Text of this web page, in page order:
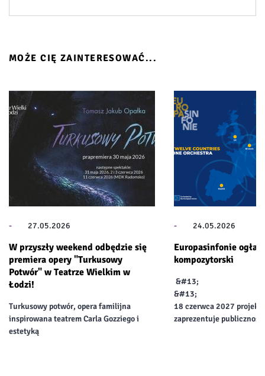
MOŻE CIĘ ZAINTERESOWAĆ...
- 27.05.2026
W przyszły weekend odbędzie się
premiera opery "Turkusowy
Potwór" w Teatrze Wielkim w
Łodzi!
Turkusowy potwór, opera familijna
inspirowana teatrem Carla Gozziego i
estetyką
- 24.05.2026
Europasinfonie
kompozytorski
&#13;
&#13;
18 czerwca 2027 projekt
zaprezentuje